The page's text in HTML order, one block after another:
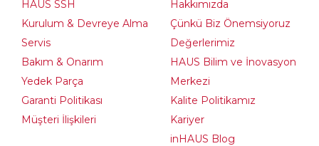
HAUS SSH
Kurulum & Devreye Alma
Servis
Bakım & Onarım
Yedek Parça
Garanti Politikası
Müşteri İlişkileri
Hakkımızda
Çünkü Biz Önemsiyoruz
Değerlerimiz
HAUS Bilim ve İnovasyon
Merkezi
Kalite Politikamız
Kariyer
inHAUS Blog